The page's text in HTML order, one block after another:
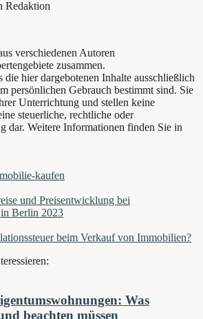
verschiedenen Autoren
zusammen.
die hier dargebotenen Inhalte ausschließlich
persönlichen Gebrauch bestimmt sind. Sie
Unterrichtung und stellen keine
steuerliche, rechtliche oder
dar. Weitere Informationen finden Sie in
kaufen
und Preisentwicklung bei
Berlin 2023
beim Verkauf von Immobilien?
Was
beachten müssen